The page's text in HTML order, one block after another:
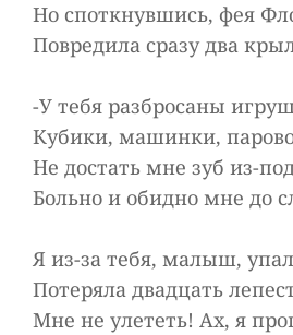
Но споткнувшись, фея
Повредила сразу два
-У тебя разбросаны
Кубики, машинки,
Не достать мне зуб из-
Больно и обидно мне до
Я из-за тебя, малыш,
Потеряла двадцать
Мне не улететь! Ах, я